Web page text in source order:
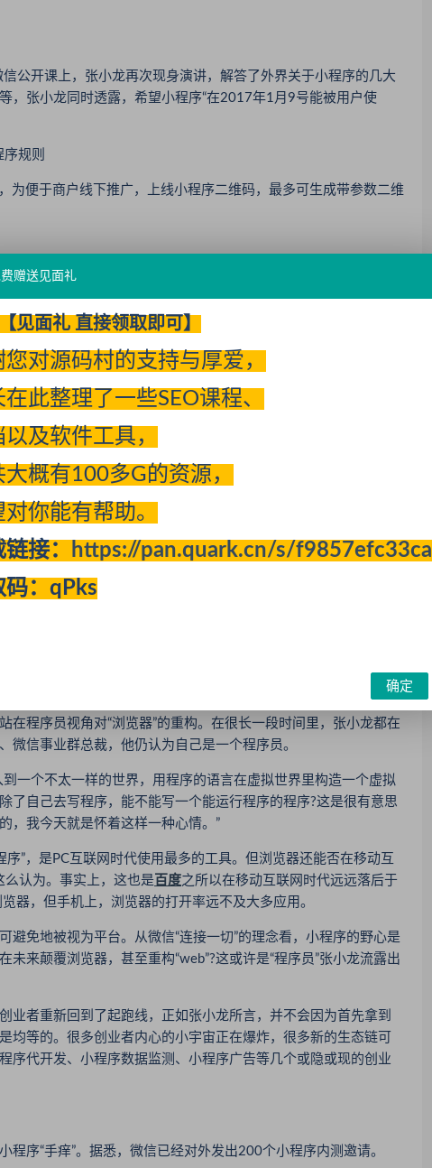
开课上，张小龙再次现身演讲，解答了外界关于小程序的几大
，张小龙同时透露，希望小程序“在2017年1月9号能被用户使
规则
便于商户线下推广，上线小程序二维码，最多可生成带参数二维
多朋友知道微信的历史，对于他们来说，很少会把一个还没有
较特别的一次。”
特别之处?
品观，引发了巨大的争议——一个好的软件应该让用户用完即
说话不腰疼，这样的理念几乎与所有产品经理和应用设计的理念
被定义为一个工具(而非平台)，好的工具应该有一个很强的属
满足所有人的需求，必须做很多取舍，要遵从产品的合理性。
保持了一种很克制的心态来做事情”，但对于张小龙来说，克制
弃掉很多很多本来想要做，后来发现做不好的东西，这种舍弃
，比如如果一个用户从未订阅公众号，他的微信是没有相应入
用户从来没有运行过小程序，其微信应用也不会有相应入口。此
排行、推荐;只有流量，没有粉丝;不能推送消息;不能做游戏;不
。
程序员视角对“浏览器”的重构。在很长一段时间里，张小龙都在
微信事业群总裁，他仍认为自己是一个程序员。
个不太一样的世界，用程序的语言在虚拟世界里构造一个虚拟
了自己去写程序，能不能写一个能运行程序的程序?这是很有意思
，我今天就是怀着这样一种心情。”
，是PC互联网时代使用最多的工具。但浏览器还能否在移动互
认为。事实上，这也是 百度之所以在移动互联网时代远远落后于
器，但手机上，浏览器的打开率远不及大多应用。
免地被视为平台。从微信“连接一切”的理念看，小程序的野心是
来颠覆浏览器，甚至重构“web”?这或许是“程序员”张小龙流露出
者重新回到了起跑线，正如张小龙所言，并不会因为首先拿到
均等的。很多创业者内心的小宇宙正在爆炸，很多新的生态链可
序代开发、小程序数据监测、小程序广告等几个或隐或现的创业
序“手痒”。据悉，微信已经对外发出200个小程序内测邀请。
赠送见面礼
【见面礼 直接领取即可】
您对源码村的支持与厚爱，
此整理了一些SEO课程、
以及软件工具，
大概有100多G的资源，
对你能有帮助。
链接：
https://pan.quark.cn/s/f9857efc33ca
码：qPks
确定